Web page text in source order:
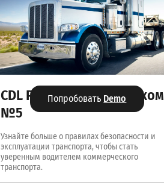
Попробовать Demo
CDL Permit Test на русском
№5
Узнайте больше о правилах безопасности и
эксплуатации транспорта, чтобы стать
уверенным водителем коммерческого
транспорта.